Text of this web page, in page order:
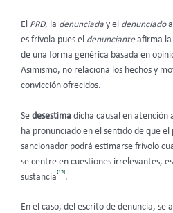
El PRD, la denunciada y el denunciado
es frívola pues el denuncianteafirma la
de una forma genérica basada en
Asimismo, no relaciona los hechos y
convicción ofrecidos.
Se desestima dicha causal en atención
ha pronunciado en el sentido de que el
sancionador podrá estimarse frívolo
se centre en cuestiones irrelevantes,
sustancia
[15]
.
En el caso, del escrito de denuncia, se